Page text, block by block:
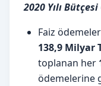
2020 Yılı
Faiz
138,9 Milyar
toplanan her
ödemelerine